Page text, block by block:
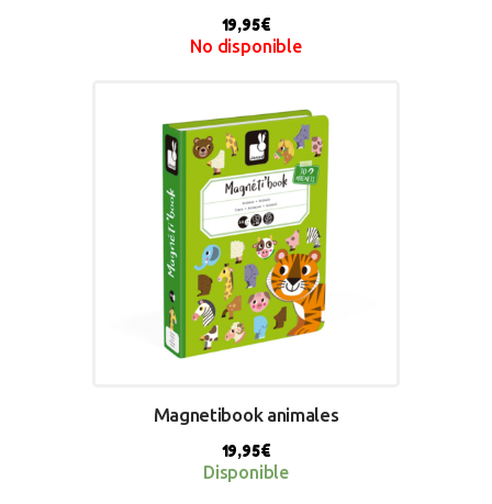
19,95€
No disponible
Magnetibook animales
19,95€
Disponible